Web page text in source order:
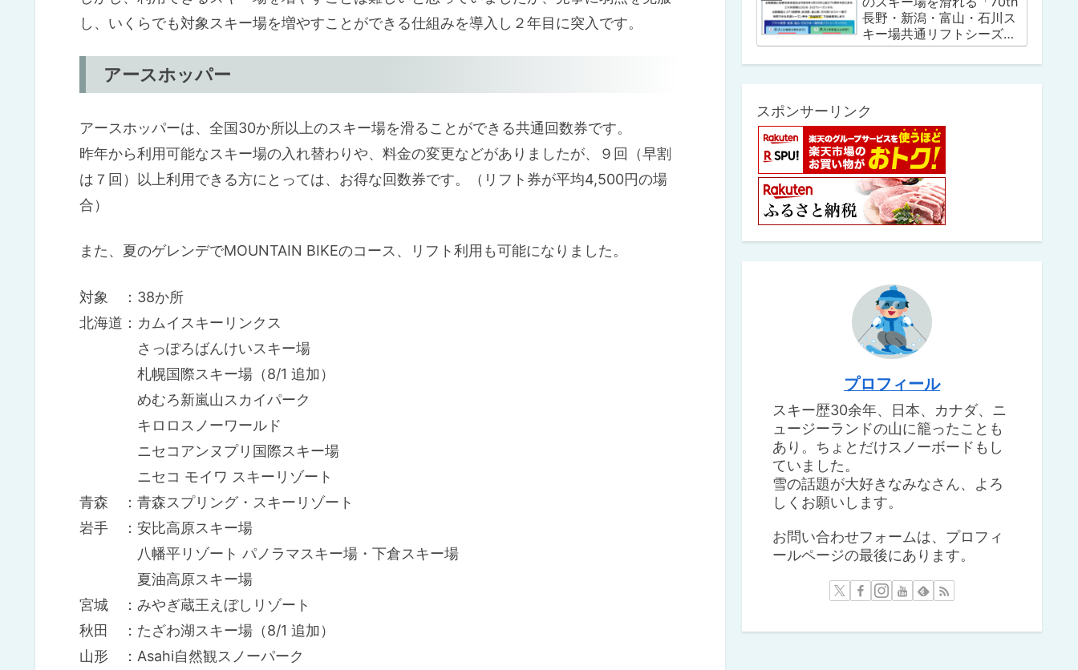
し、いくらでも対象スキー場を増やすことができる仕組みを導入し２年目に突入です。
アースホッパー
アースホッパーは、全国30か所以上のスキー場を滑ることができる共通回数券です。
昨年から利用可能なスキー場の入れ替わりや、料金の変更などがありましたが、９回（早割
は７回）以上利用できる方にとっては、お得な回数券です。（リフト券が平均4,500円の場
合）
また、夏のゲレンデでMOUNTAIN BIKEのコース、リフト利用も可能になりました。
対象 ：38か所
北海道：カムイスキーリンクス
さっぽろばんけいスキー場
札幌国際スキー場（8/1 追加）
めむろ新嵐山スカイパーク
キロロスノーワールド
ニセコアンヌプリ国際スキー場
ニセコ モイワ スキーリゾート
青森 ：青森スプリング・スキーリゾート
岩手 ：安比高原スキー場
八幡平リゾート パノラマスキー場・下倉スキー場
夏油高原スキー場
宮城 ：みやぎ蔵王えぼしリゾート
秋田 ：たざわ湖スキー場（8/1 追加）
山形 ：Asahi自然観スノーパーク
長野・新潟・富山・石川ス
キー場共通リフトシーズン
パス」
スポンサーリンク
プロフィール
スキー歴30余年、日本、カナダ、ニ
ュージーランドの山に籠ったことも
あり。ちょとだけスノーボードもし
ていました。
雪の話題が大好きなみなさん、よろ
しくお願いします。
お問い合わせフォームは、プロフィ
ールページの最後にあります。